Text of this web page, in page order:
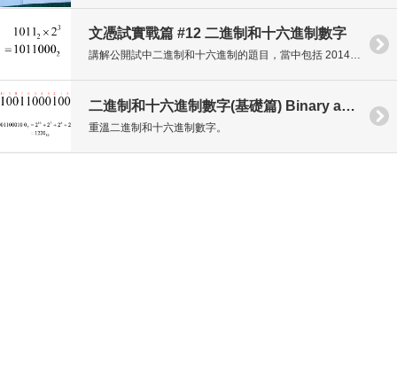
文憑試實戰篇 #12 二進制和十六進制數字
講解公開試中二進制和十六進制的題目，當中包括 2014 及 2016 的新題型。
二進制和十六進制數字(基礎篇) Binary and Hexadecimal Numbers
重溫二進制和十六進制數字。